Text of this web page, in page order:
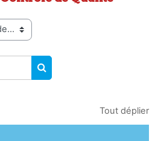
RECHERCHER DES
Tout déplier